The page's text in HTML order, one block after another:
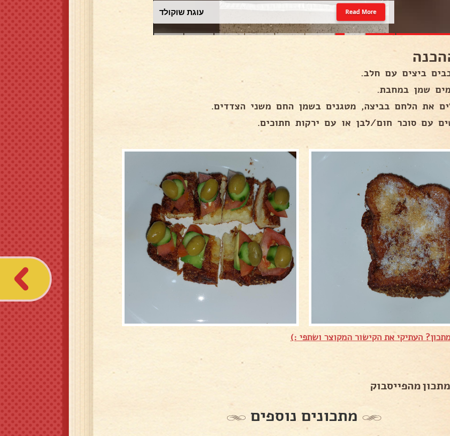
עוגת שוקולד Read More
ביצים עם חלב.
שמן במחבת.
את הלחם בביצה, מטגנים בשמן החם משני הצדדים.
עם סוכר חום/לבן או עם ירקות חתוכים.
העתיקי את הקישור המקוצר ושתפי :)
מהפייסבוק
מתכונים נוספים